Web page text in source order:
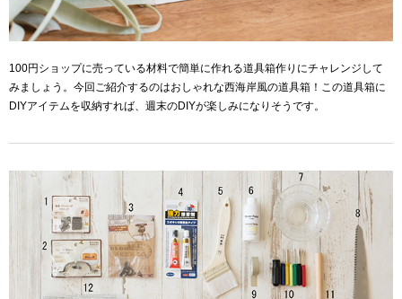
100円ショップに売っている材料で簡単に作れる道具箱作りにチャレンジして
みましょう。今回ご紹介するのはおしゃれな西海岸風の道具箱！この道具箱に
DIYアイテムを収納すれば、週末のDIYが楽しみになりそうです。